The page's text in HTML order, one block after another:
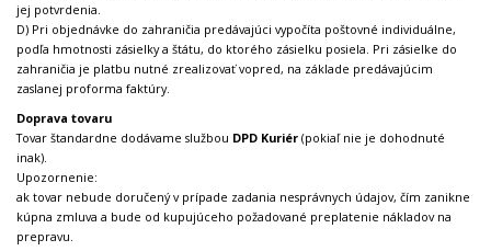
jej potvrdenia.
D) Pri objednávke do zahraničia predávajúci vypočíta poštovné individuálne,
podľa hmotnosti zásielky a štátu, do ktorého zásielku posiela. Pri zásielke do
zahraničia je platbu nutné zrealizovať vopred, na základe predávajúcim
zaslanej proforma faktúry.
Doprava tovaru
Tovar štandardne dodávame službou DPD Kuriér (pokiaľ nie je dohodnuté
inak).
Upozornenie:
ak tovar nebude doručený v prípade zadania nesprávnych údajov, čím zanikne
kúpna zmluva a bude od kupujúceho požadované preplatenie nákladov na
prepravu.